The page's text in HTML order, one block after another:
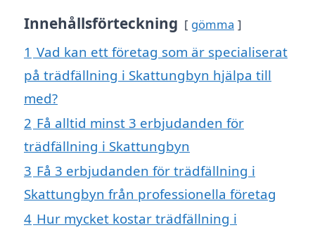
Innehållsförteckning gömma
1 Vad kan ett företag som är specialiserat
på trädfällning i Skattungbyn hjälpa till
med?
2 Få alltid minst 3 erbjudanden för
trädfällning i Skattungbyn
3 Få 3 erbjudanden för trädfällning i
Skattungbyn från professionella företag
4 Hur mycket kostar trädfällning i